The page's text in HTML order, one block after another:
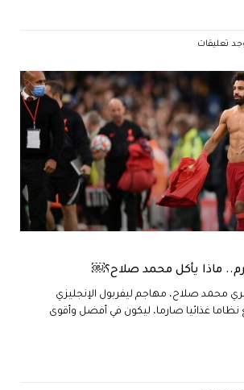
تعليقات
ماذا يأكل محمد صلاح؟￼
محمد صلاح، مهاجم ليفربول الإنجليزي
نظاما غذائيا صارما، ليكون في أفضل وأقوى